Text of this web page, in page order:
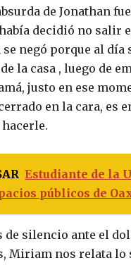
de Jonathan
decidió no salir
negó porque al
la casa , luego de
justo en ese
en la cara, es
Estudiante de la
públicos de
silencio ante el
Miriam nos relata lo